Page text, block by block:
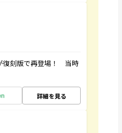
復刻版で再登場！ 当時
詳細を見る